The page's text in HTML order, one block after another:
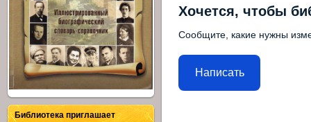
Хочется, чтобы
Сообщите, какие нужны
Написать
Библиотека приглашает